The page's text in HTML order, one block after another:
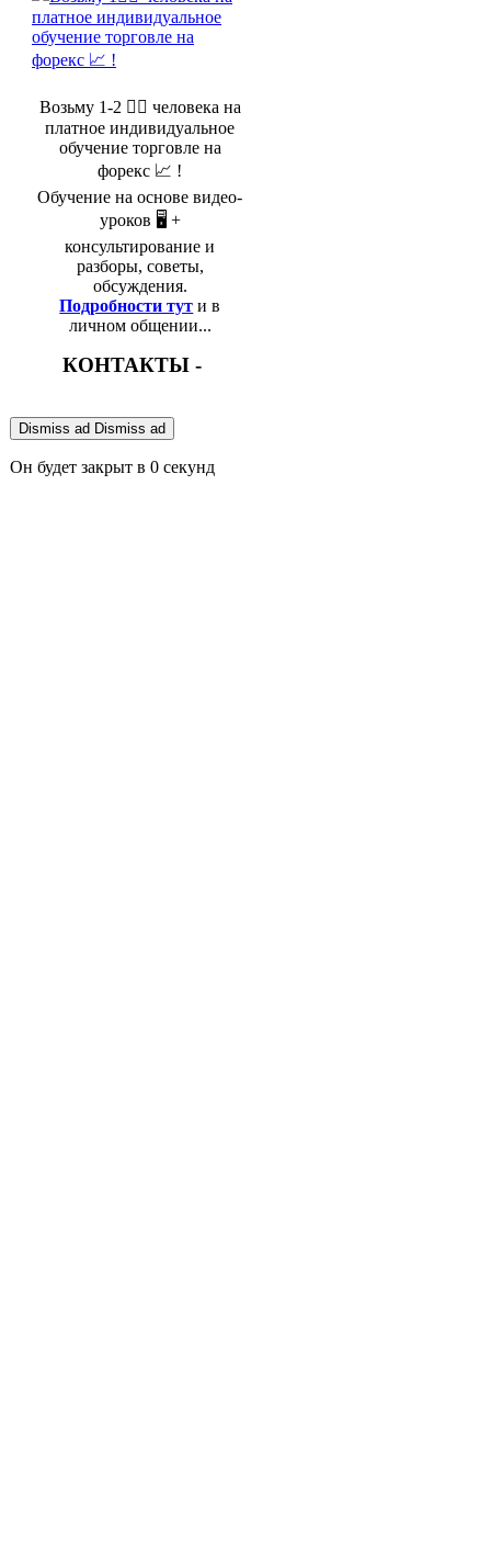
Возьму 1-2 🤵‍♂️ человека на
платное индивидуальное
обучение торговле на
форекс 📈 !
Обучение на основе видео-
уроков 🖥️ +
консультирование и
разборы, советы,
обсуждения.
Подробности тут и в
личном общении...
КОНТАКТЫ -
Dismiss ad Dismiss ad
Он будет закрыт в 0 секунд